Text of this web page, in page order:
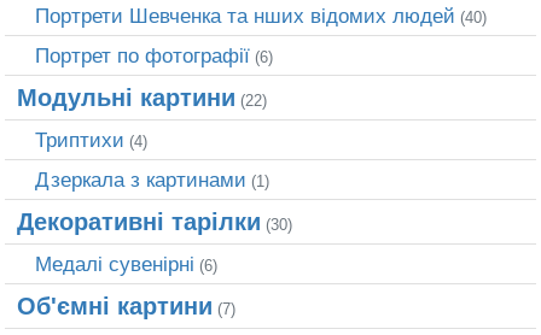
Портрети Шевченка та нших відомих людей (40)
Портрет по фотографії (6)
Модульні картини (22)
Триптихи (4)
Дзеркала з картинами (1)
Декоративні тарілки (30)
Медалі сувенірні (6)
Об'ємні картини (7)